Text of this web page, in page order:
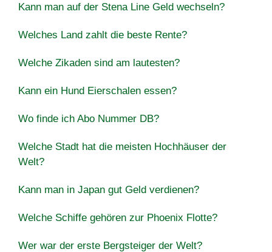
Kann man auf der Stena Line Geld wechseln?
Welches Land zahlt die beste Rente?
Welche Zikaden sind am lautesten?
Kann ein Hund Eierschalen essen?
Wo finde ich Abo Nummer DB?
Welche Stadt hat die meisten Hochhäuser der
Welt?
Kann man in Japan gut Geld verdienen?
Welche Schiffe gehören zur Phoenix Flotte?
Wer war der erste Bergsteiger der Welt?